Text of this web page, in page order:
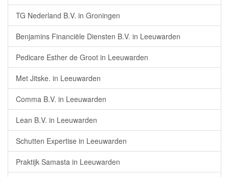
TG Nederland B.V. in Groningen
Benjamins Financiële Diensten B.V. in Leeuwarden
Pedicare Esther de Groot in Leeuwarden
Met Jitske. in Leeuwarden
Comma B.V. in Leeuwarden
Lean B.V. in Leeuwarden
Schutten Expertise in Leeuwarden
Praktijk Samasta in Leeuwarden